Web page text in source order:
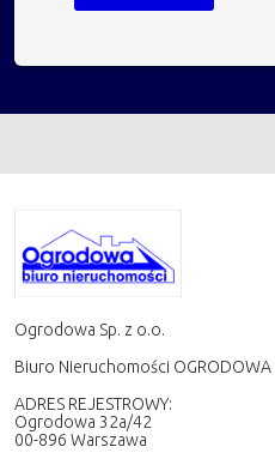
Ogrodowa Sp. z o.o.
Biuro Nieruchomości OGRODOWA
ADRES REJESTROWY:
Ogrodowa 32a/42
00-896 Warszawa